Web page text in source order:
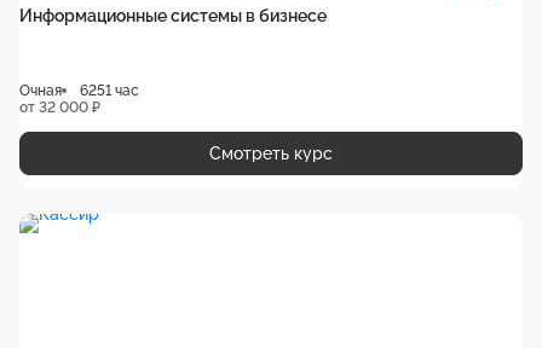
Информационные системы в бизнесе
Очная
6251 час
от 32 000 ₽
Смотреть курс